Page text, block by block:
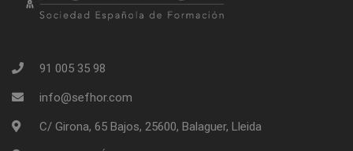
91 005 35 98
info@sefhor.com
C/ Girona, 65 Bajos, 25600, Balaguer, Lleida